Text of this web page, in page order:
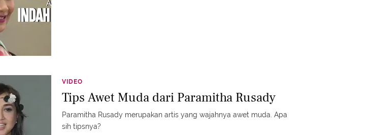
VIDEO
Tips Awet Muda dari Paramitha Rusady
Paramitha Rusady merupakan artis yang wajahnya awet muda. Apa
sih tipsnya?